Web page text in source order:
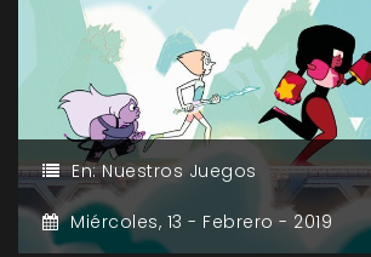
En:Nuestros Juegos
Miércoles, 13 - Febrero - 2019